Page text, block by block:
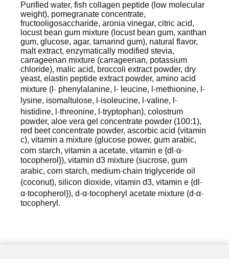
Purified water, fish collagen peptide (low molecular
weight), pomegranate concentrate,
fructooligosaccharide, aronia vinegar, citric acid,
locust bean gum mixture (locust bean gum, xanthan
gum, glucose, agar, tamarind gum), natural flavor,
malt extract, enzymatically modified stevia,
carrageenan mixture (carrageenan, potassium
chloride), malic acid, broccoli extract powder, dry
yeast, elastin peptide extract powder, amino acid
mixture (l ‐ phenylalanine, l ‐ leucine, l ‐methionine, l ‐
lysine, isomaltulose, l ‐isoleucine, l ‐valine, l ‐
histidine, l ‐threonine, l ‐tryptophan), colostrum
powder, aloe vera gel concentrate powder (100:1),
red beet concentrate powder, ascorbic acid (vitamin
c), vitamin a mixture (glucose power, gum arabic,
corn starch, vitamin a acetate, vitamin e {dl ‐α‐
tocopherol}), vitamin d3 mixture (sucrose, gum
arabic, corn starch, medium‐chain triglyceride oil
(coconut), silicon dioxide, vitamin d3, vitamin e {dl ‐
α‐tocopherol}), d‐α‐tocopheryl acetate mixture (d‐α‐
tocopheryl.